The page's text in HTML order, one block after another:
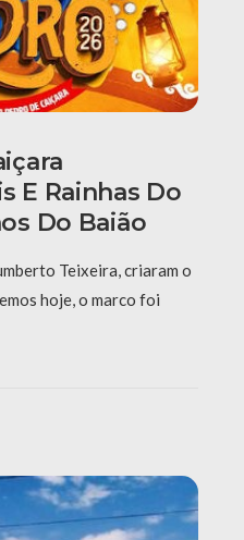
E Rainhas Do
Do Baião
Teixeira, criaram o
hoje, o marco foi